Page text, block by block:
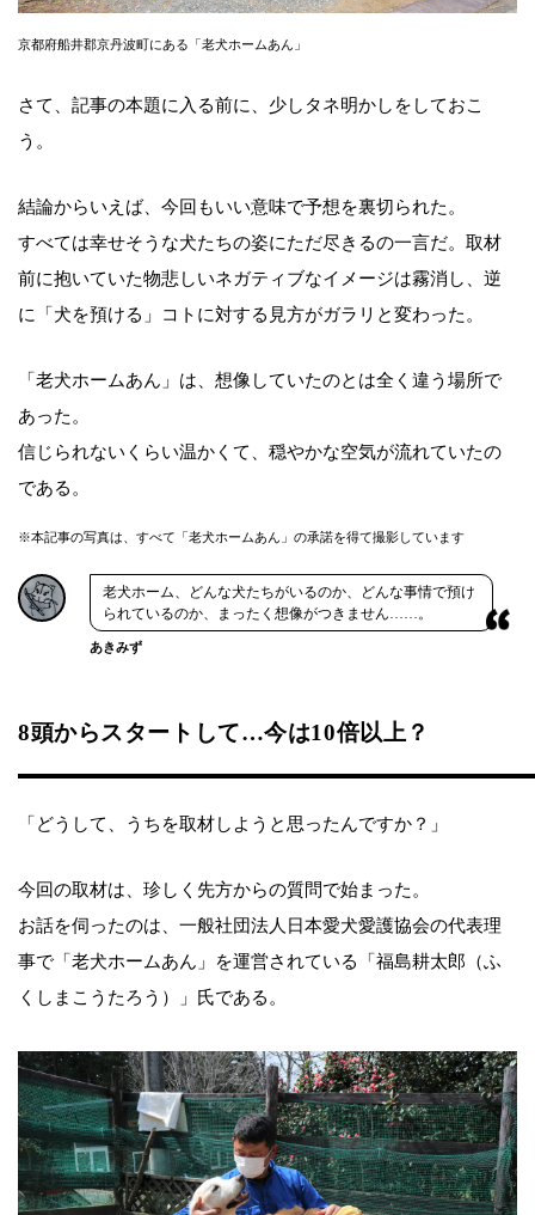
京都府船井郡京丹波町にある「老犬ホームあん」
さて、記事の本題に入る前に、少しタネ明かしをしておこ
う。
結論からいえば、今回もいい意味で予想を裏切られた。
すべては幸せそうな犬たちの姿にただ尽きるの一言だ。取材
前に抱いていた物悲しいネガティブなイメージは霧消し、逆
に「犬を預ける」コトに対する見方がガラリと変わった。
「老犬ホームあん」は、想像していたのとは全く違う場所で
あった。
信じられないくらい温かくて、穏やかな空気が流れていたの
である。
※本記事の写真は、すべて「老犬ホームあん」の承諾を得て撮影しています
老犬ホーム、どんな犬たちがいるのか、どんな事情で預け
られているのか、まったく想像がつきません……。
あきみず
8頭からスタートして…今は10倍以上？
「どうして、うちを取材しようと思ったんですか？」
今回の取材は、珍しく先方からの質問で始まった。
お話を伺ったのは、一般社団法人日本愛犬愛護協会の代表理
事で「老犬ホームあん」を運営されている「福島耕太郎（ふ
くしまこうたろう）」氏である。